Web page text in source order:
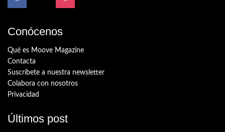
Conócenos
Qué es Moove Magazine
Contacta
Suscríbete a nuestra newsletter
Colabora con nosotros
Privacidad
Últimos post